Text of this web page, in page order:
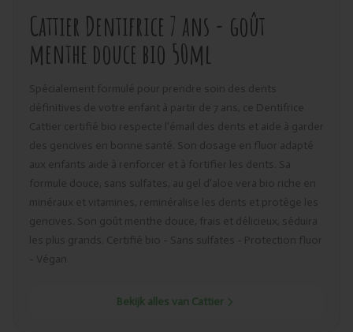
Cattier Dentifrice 7 ans - goût
menthe douce bio 50ml
Spécialement formulé pour prendre soin des dents
définitives de votre enfant à partir de 7 ans, ce Dentifrice
Cattier certifié bio respecte l'émail des dents et aide à garder
des gencives en bonne santé. Son dosage en fluor adapté
aux enfants aide à renforcer et à fortifier les dents. Sa
formule douce, sans sulfates, au gel d'aloe vera bio riche en
minéraux et vitamines, reminéralise les dents et protège les
gencives. Son goût menthe douce, frais et délicieux, séduira
les plus grands. Certifié bio - Sans sulfates - Protection fluor
- Végan
Bekijk alles van Cattier